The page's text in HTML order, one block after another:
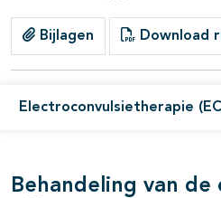
Bijlagen Download
Electroconvulsietherapie
open- en dichtklappen
Behandeling van de